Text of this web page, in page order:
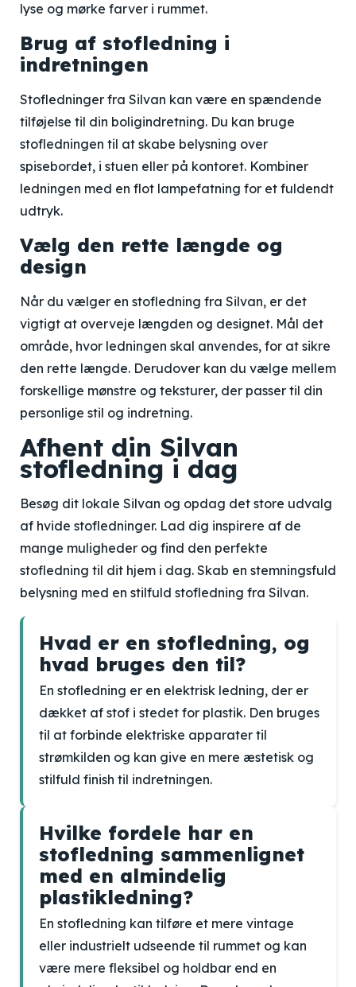
lyse og mørke farver i rummet.
Brug af stofledning i
indretningen
Stofledninger fra Silvan kan være en spændende
tilføjelse til din boligindretning. Du kan bruge
stofledningen til at skabe belysning over
spisebordet, i stuen eller på kontoret. Kombiner
ledningen med en flot lampefatning for et fuldendt
udtryk.
Vælg den rette længde og
design
Når du vælger en stofledning fra Silvan, er det
vigtigt at overveje længden og designet. Mål det
område, hvor ledningen skal anvendes, for at sikre
den rette længde. Derudover kan du vælge mellem
forskellige mønstre og teksturer, der passer til din
personlige stil og indretning.
Afhent din Silvan
stofledning i dag
Besøg dit lokale Silvan og opdag det store udvalg
af hvide stofledninger. Lad dig inspirere af de
mange muligheder og find den perfekte
stofledning til dit hjem i dag. Skab en stemningsfuld
belysning med en stilfuld stofledning fra Silvan.
Hvad er en stofledning, og
hvad bruges den til?
En stofledning er en elektrisk ledning, der er
dækket af stof i stedet for plastik. Den bruges
til at forbinde elektriske apparater til
strømkilden og kan give en mere æstetisk og
stilfuld finish til indretningen.
Hvilke fordele har en
stofledning sammenlignet
med en almindelig
plastikledning?
En stofledning kan tilføre et mere vintage
eller industrielt udseende til rummet og kan
være mere fleksibel og holdbar end en